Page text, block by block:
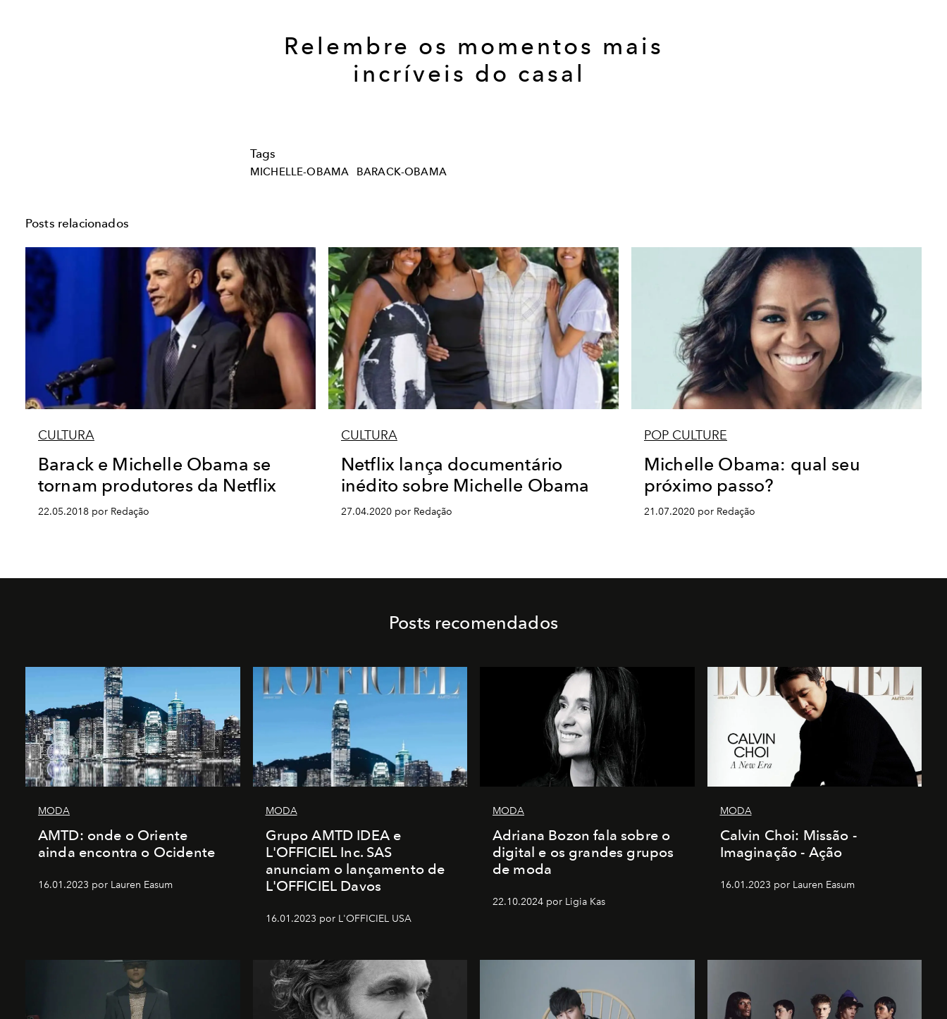
Relembre os momentos mais
incríveis do casal
Tags
MICHELLE-OBAMA BARACK-OBAMA
Posts relacionados
CULTURA
Barack e Michelle Obama se
tornam produtores da Netflix
22.05.2018 por Redação
CULTURA
Netflix lança documentário
inédito sobre Michelle Obama
27.04.2020 por Redação
POP CULTURE
Michelle Obama: qual seu
próximo passo?
21.07.2020 por Redação
Posts recomendados
MODA
AMTD: onde o Oriente
ainda encontra o Ocidente
16.01.2023 por Lauren Easum
MODA
Grupo AMTD IDEA e
L'OFFICIEL Inc. SAS
anunciam o lançamento de
L'OFFICIEL Davos
16.01.2023 por L'OFFICIEL USA
MODA
Adriana Bozon fala sobre o
digital e os grandes grupos
de moda
22.10.2024 por Ligia Kas
MODA
Calvin Choi: Missão -
Imaginação - Ação
16.01.2023 por Lauren Easum